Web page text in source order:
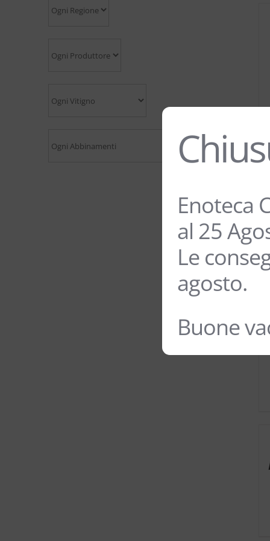
AL
CARRELLO
Enoteca
al 25
Le
agosto.
Buone